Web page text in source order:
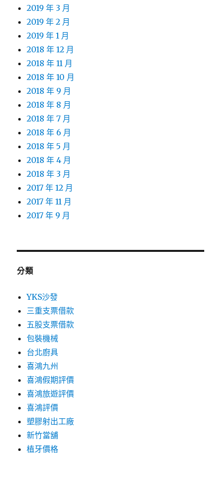
2019 年 3 月
2019 年 2 月
2019 年 1 月
2018 年 12 月
2018 年 11 月
2018 年 10 月
2018 年 9 月
2018 年 8 月
2018 年 7 月
2018 年 6 月
2018 年 5 月
2018 年 4 月
2018 年 3 月
2017 年 12 月
2017 年 11 月
2017 年 9 月
分類
YKS沙發
三重支票借款
五股支票借款
包裝機械
台北廚具
喜鴻九州
喜鴻假期評價
喜鴻旅遊評價
喜鴻評價
塑膠射出工廠
新竹當舖
植牙價格